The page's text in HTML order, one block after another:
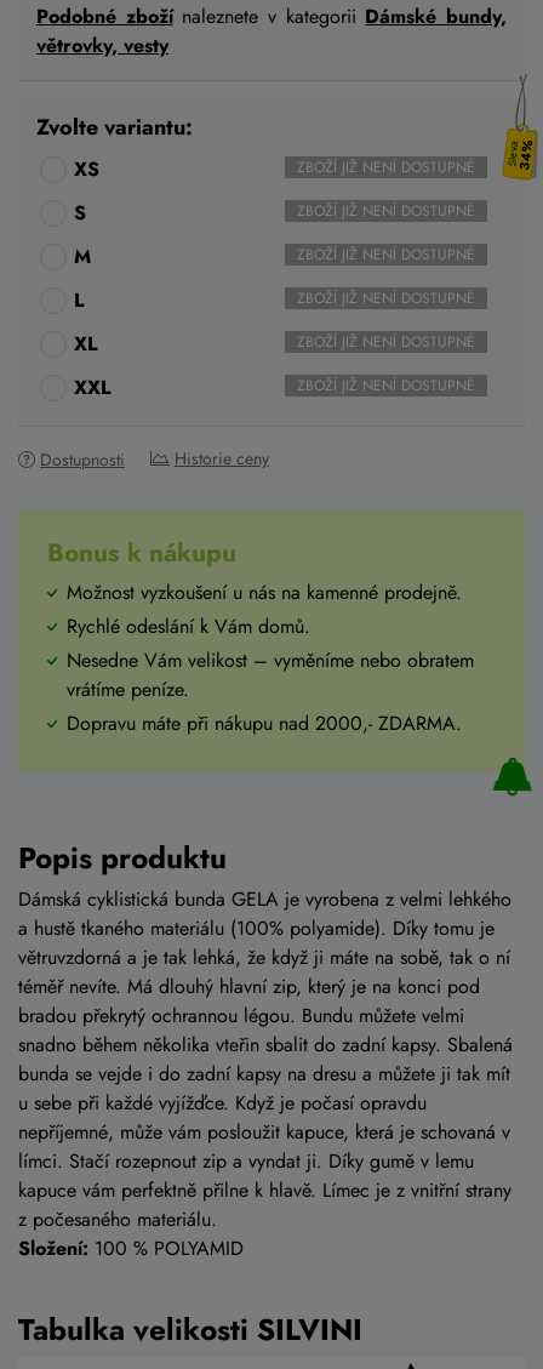
Podobné zbožínaleznete v kategorii Dámské bundy,
větrovky, vesty
34%
Zvolte variantu:
XS ZBOŽÍ JIŽ NENÍ DOSTUPNÉ
S ZBOŽÍ JIŽ NENÍ DOSTUPNÉ
M ZBOŽÍ JIŽ NENÍ DOSTUPNÉ
L ZBOŽÍ JIŽ NENÍ DOSTUPNÉ
XL ZBOŽÍ JIŽ NENÍ DOSTUPNÉ
XXL ZBOŽÍ JIŽ NENÍ DOSTUPNÉ
Dostupnosti Historie ceny
Bonus k nákupu
Možnost vyzkoušení u nás na kamenné prodejně.
Rychlé odeslání k Vám domů.
Nesedne Vám velikost – vyměníme nebo obratem
vrátíme peníze.
Dopravu máte při nákupu nad 2000,- ZDARMA.
Popis produktu
Dámská cyklistická bunda GELA je vyrobena z velmi lehkého
a hustě tkaného materiálu (100% polyamide). Díky tomu je
větruvzdorná a je tak lehká, že když ji máte na sobě, tak o ní
téměř nevíte. Má dlouhý hlavní zip, který je na konci pod
bradou překrytý ochrannou légou. Bundu můžete velmi
snadno během několika vteřin sbalit do zadní kapsy. Sbalená
bunda se vejde i do zadní kapsy na dresu a můžete ji tak mít
u sebe při každé vyjížďce. Když je počasí opravdu
nepříjemné, může vám posloužit kapuce, která je schovaná v
límci. Stačí rozepnout zip a vyndat ji. Díky gumě v lemu
kapuce vám perfektně přilne k hlavě. Límec je z vnitřní strany
z počesaného materiálu.
Složení: 100 % POLYAMID
Tabulka velikosti SILVINI